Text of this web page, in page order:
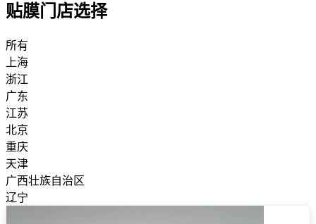
贴膜门店选择
所有
上海
浙江
广东
江苏
北京
重庆
天津
广西壮族自治区
辽宁